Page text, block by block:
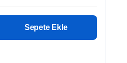
Sepete Ekle